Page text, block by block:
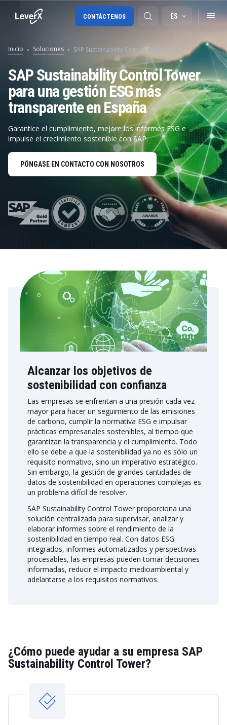
Migración a SAP S/4HANA
RISE with SAP
SAP Ariba
Cadena de Suministro Digital
ES
CONTÁCTENOS
Inicio Soluciones SAP Sustainability Control Tower
SAP Sustainability Control Tower
para una gestión ESG más
transparente en España
Garantice el cumplimiento, mejore los informes ESG e
impulse el crecimiento sostenible con SAP.
PÓNGASE EN CONTACTO CON NOSOTROS
Alcanzar los objetivos de
sostenibilidad con confianza
Las empresas se enfrentan a una presión cada vez
mayor para hacer un seguimiento de las emisiones
de carbono, cumplir la normativa ESG e impulsar
prácticas empresariales sostenibles, al tiempo que
garantizan la transparencia y el cumplimiento. Todo
ello se debe a que la sostenibilidad ya no es sólo un
requisito normativo, sino un imperativo estratégico.
Sin embargo, la gestión de grandes cantidades de
datos de sostenibilidad en operaciones complejas es
un problema difícil de resolver.
SAP Sustainability Control Tower proporciona una
solución centralizada para supervisar, analizar y
elaborar informes sobre el rendimiento de la
sostenibilidad en tiempo real. Con datos ESG
integrados, informes automatizados y perspectivas
procesables, las empresas pueden tomar decisiones
informadas, reducir el impacto medioambiental y
adelantarse a los requisitos normativos.
¿Cómo puede ayudar a su empresa SAP
Sustainability Control Tower?